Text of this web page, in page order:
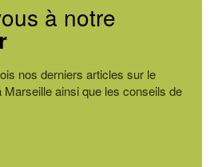
à notre
nos derniers articles sur le
ainsi que les conseils de